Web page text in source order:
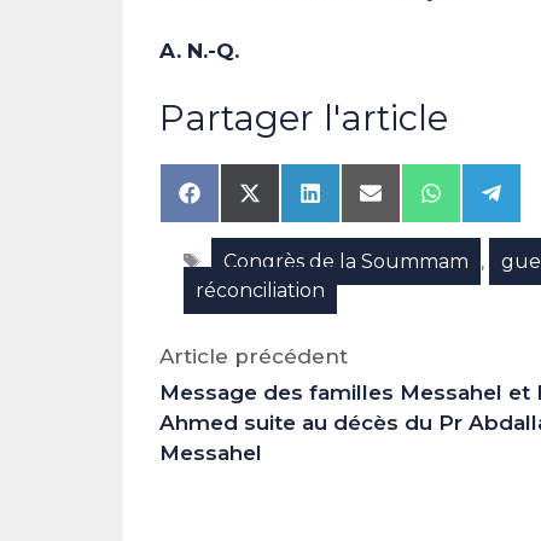
A. N.-Q.
Partager l'article
Share
on
Facebook
Share
on
X
(Twitter)
Share
on
LinkedIn
Share
on
Email
Share
on
WhatsApp
Share
on
Étiquettes
Congrès de la Soummam ,
réconciliation
Article précédent
Message des familles Messahel et
Ahmed suite au décès du Pr
Messahel